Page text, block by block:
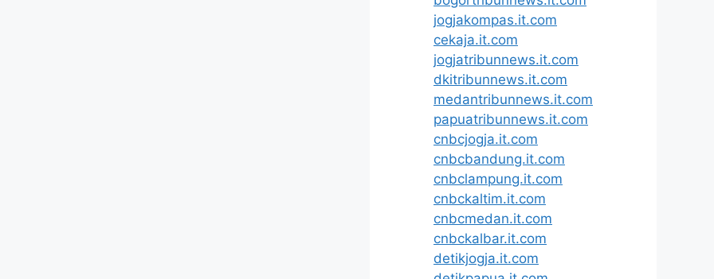
jogjakompas.it.com
cekaja.it.com
jogjatribunnews.it.com
dkitribunnews.it.com
medantribunnews.it.com
papuatribunnews.it.com
cnbcjogja.it.com
cnbcbandung.it.com
cnbclampung.it.com
cnbckaltim.it.com
cnbcmedan.it.com
cnbckalbar.it.com
detikjogja.it.com